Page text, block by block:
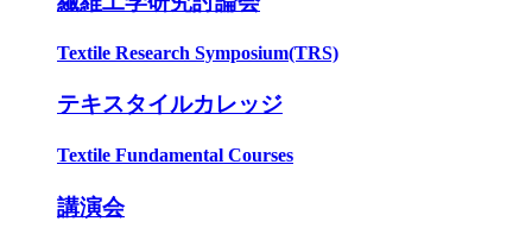
Textile Research Symposium(TRS)
テキスタイルカレッジ
Textile Fundamental Courses
講演会